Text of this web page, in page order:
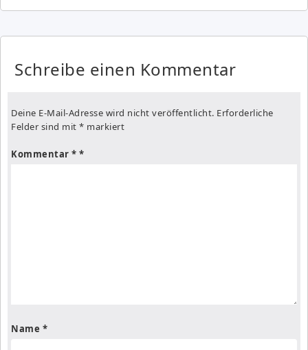
Schreibe einen Kommentar
Deine E-Mail-Adresse wird nicht veröffentlicht. Erforderliche
Felder sind mit * markiert
Kommentar *
Name *